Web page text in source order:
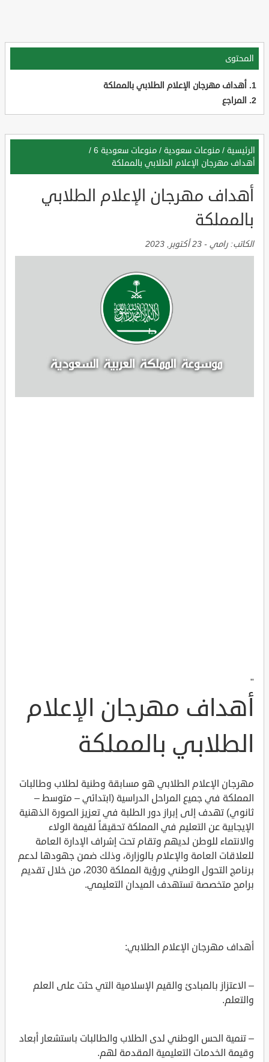
المحتوى
أهداف مهرجان الإعلام الطلابي بالمملكة
المراجع
الرئيسية / منوعات سعودية / منوعات سعودية 6
/
أهداف مهرجان الإعلام الطلابي بالمملكة
أهداف مهرجان الإعلام الطلابي
بالمملكة
الكاتب: رامي - 23 أكتوبر, 2023
"
أهداف مهرجان الإعلام
الطلابي بالمملكة
مهرجان الإعلام الطلابي هو مسابقة وطنية لطلاب وطالبات
المملكة في جميع المراحل الدراسية (ابتدائي – متوسط –
ثانوي) تهدف إلى إبراز دور الطلبة في تعزيز الصورة الذهنية
الإيجابية عن التعليم في المملكة تحقيقاً لقيمة الولاء
والانتماء للوطن لديهم وتقام تحت إشراف الإدارة العامة
للعلاقات العامة والإعلام بالوزارة، وذلك ضمن جهودها لدعم
برنامج التحول الوطني ورؤية المملكة 2030، من خلال تقديم
برامج متخصصة تستهدف الميدان التعليمي.
أهداف مهرجان الإعلام الطلابي:
– الاعتزاز بالمبادئ والقيم الإسلامية التي حثت على العلم
والتعلم.
– تنمية الحس الوطني لدى الطلاب والطالبات باستشعار أبعاد
وقيمة الخدمات التعليمية المقدمة لهم.